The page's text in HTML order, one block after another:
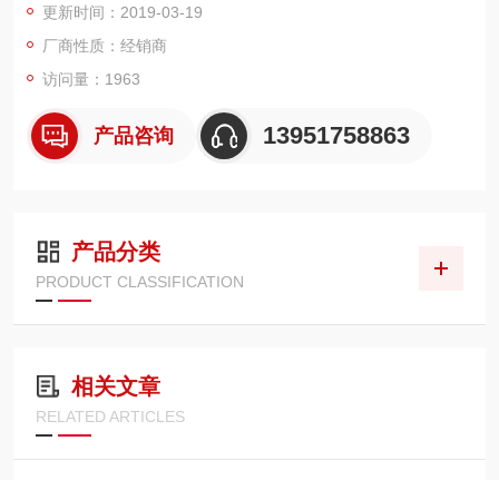
5、16位,200MSa/s,1M点长度的任意波形
6、DWR（任意波形重建）功能
7、任意波形编辑PC软件
更新时间：2019-03-19
厂商性质：经销商
访问量：1963
产品咨询 13951758863
产品分类
PRODUCT CLASSIFICATION
相关文章
RELATED ARTICLES